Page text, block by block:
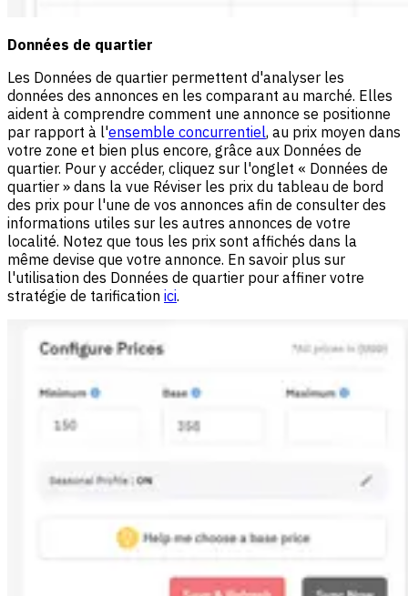
Données de quartier
Les Données de quartier permettent d'analyser les
données des annonces en les comparant au marché. Elles
aident à comprendre comment une annonce se positionne
par rapport à l'ensemble concurrentiel, au prix moyen dans
votre zone et bien plus encore, grâce aux Données de
quartier. Pour y accéder, cliquez sur l'onglet « Données de
quartier » dans la vue Réviser les prix du tableau de bord
des prix pour l'une de vos annonces afin de consulter des
informations utiles sur les autres annonces de votre
localité. Notez que tous les prix sont affichés dans la
même devise que votre annonce. En savoir plus sur
l'utilisation des Données de quartier pour affiner votre
stratégie de tarification ici.